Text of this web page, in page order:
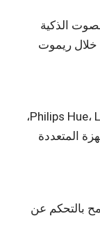
الذكية
خلال ريموت
مثل أجهزة إضاءة ذكية من Philips Hue، LIFX، Lutron،
المتعددة
بالتحكم عن